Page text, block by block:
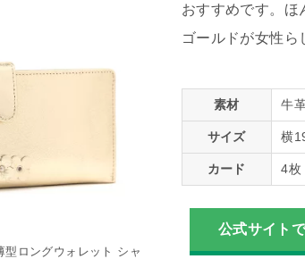
型ロングウォレット シャ
おすすめです。ほ
ゴールドが女性ら
素材 牛
サイズ 横
カード 4枚
公式サイト